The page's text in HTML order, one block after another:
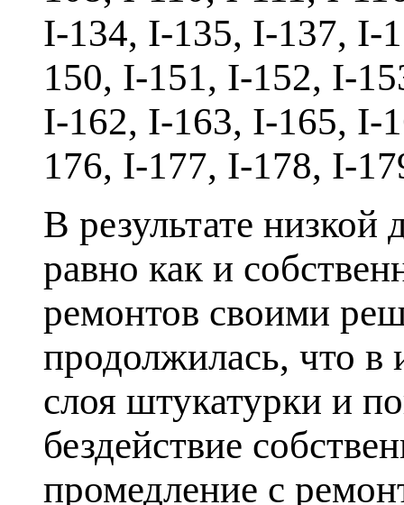
I-134, I-135, I-137, I-
150, I-151, I-152, I-
I-162, I-163, I-165, I-
176, I-177, I-178, I-
В результате
равно как и
ремонтов своими
продолжилась, что
слоя штукатурки и
бездействие
промедление с